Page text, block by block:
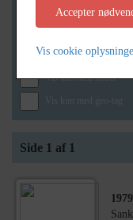
Vis kun med billeder
Vis kun med lydklip
Vis kun med kilder
Vis kun med geo-tag
Side 1 af 1
1979
Accepter
Vis cookie